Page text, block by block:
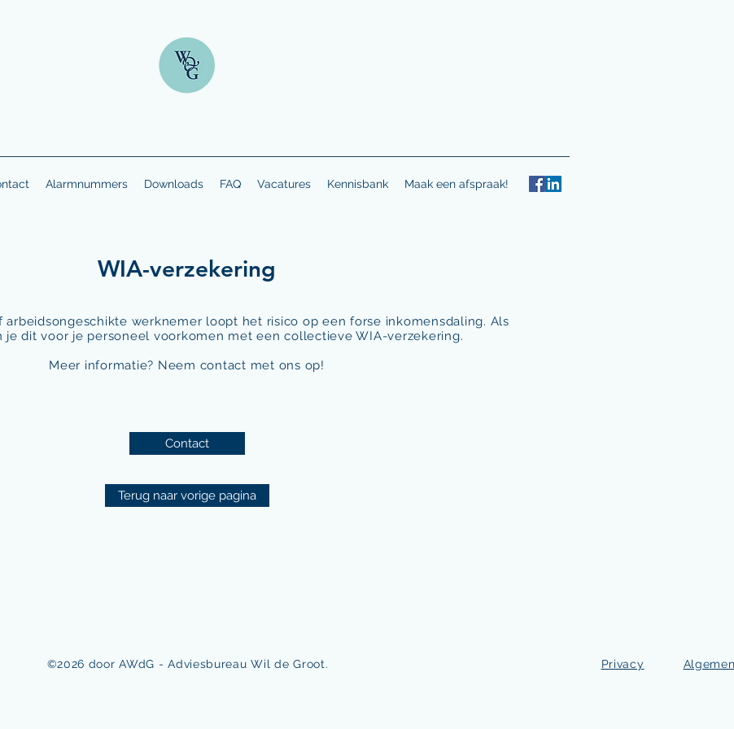
Alarmnummers Downloads FAQ Vacatures Kennisbank Maak een afspraak!
WIA-verzekering
arbeidsongeschikte werknemer loopt het risico op een forse inkomensdaling. Als
je dit voor je personeel voorkomen met een collectieve WIA-verzekering.
Meer informatie? Neem contact met ons op!
Contact
Terug naar vorige pagina
©2026 door AWdG - Adviesbureau Wil de Groot. Privacy